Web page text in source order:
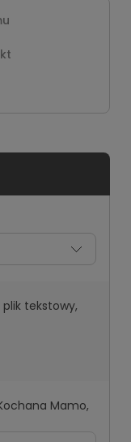
plik tekstowy,
Mamo,